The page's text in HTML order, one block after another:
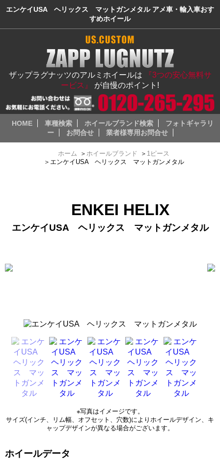
エンケイUSA ヘリックス マットガンメタル アメ車・輸入車おす
すめホイール
ザップラグナッツのアルミホイールは
『3つの安心無料サ
ービス』 が自慢のポイント!
HOME 車種検索 ホイールブランド検索
フォトギャラリ
ー
お問合せ 業者様専用お問合せ
ホーム ＞ ホイールブランド ＞ 1ピース
＞ エンケイUSA ヘリックス マットガンメタル
ENKEI HELIX
エンケイUSA ヘリックス マットガンメタル
※写真はイメージです。
サイズ(インチ、リム幅、オフセット、穴数)によりホイールデザイン、キ
ャップデザインが異なる場合がございます。
ホイールデータ